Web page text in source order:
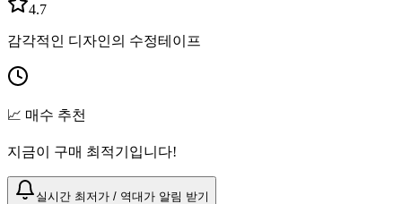
4.7
감각적인 디자인의 수정테이프
📈 매수 추천
지금이 구매 최적기입니다!
실시간 최저가 / 역대가 알림 받기